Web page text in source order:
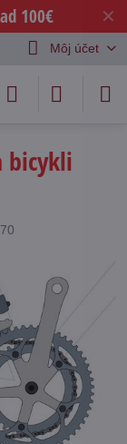
✕
100€
Môj účet
bicykli